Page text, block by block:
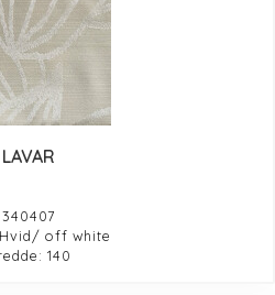
LAVAR
340407
off white
140